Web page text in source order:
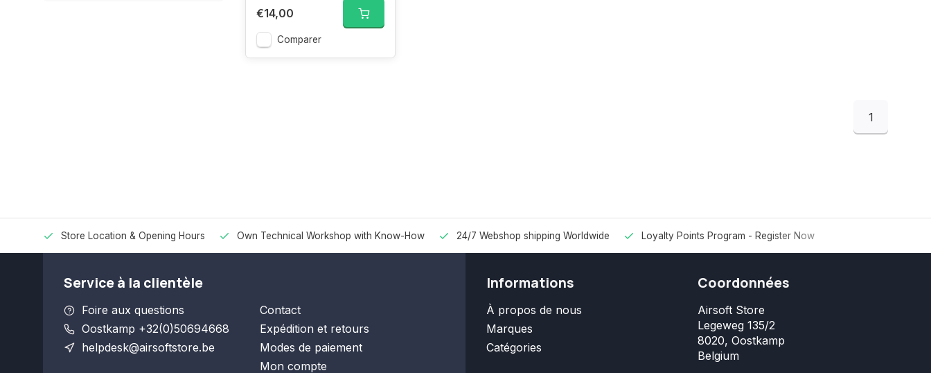
€14,00
Comparer
1
Store Location & Opening Hours Own Technical Workshop with Know-How 24/7 Webshop shipping Worldwide Loyalty Points Program - Register Now
Service à la clientèle
Foire aux questions
Oostkamp +32(0)50694668
helpdesk@airsoftstore.be
Contact
Expédition et retours
Modes de paiement
Mon compte
Informations
À propos de nous
Marques
Catégories
Coordonnées
Airsoft Store
Legeweg 135/2
8020, Oostkamp
Belgium